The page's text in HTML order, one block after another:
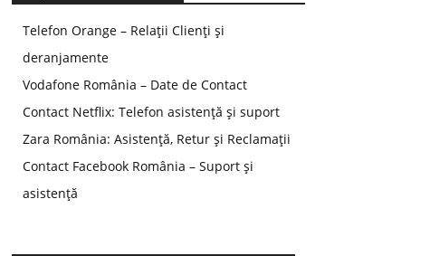
Telefon Orange – Relații Clienți și
deranjamente
Vodafone România – Date de Contact
Contact Netflix: Telefon asistență și suport
Zara România: Asistență, Retur și Reclamații
Contact Facebook România – Suport și
asistență